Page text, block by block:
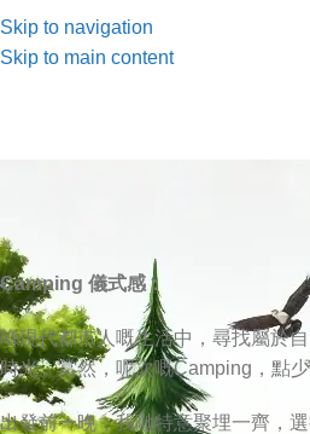
Skip to navigation
Skip to main content
Camping 儀式感：
喺現代都市人嘅生活中，尋找屬於
時光。當然，呢次嘅Camping，點
出發前一晚，我哋特意聚埋一齊，